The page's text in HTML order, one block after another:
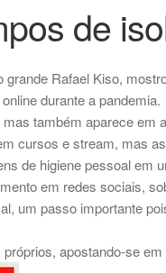
de
Rafael Kiso,
durante a pandemia.
também aparece em
cursos e stream, mas
de higiene pessoal em
em redes sociais,
um passo importante
apostando-se